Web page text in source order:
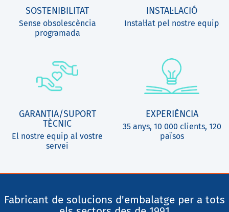
SOSTENIBILITAT
Sense obsolescència
programada
INSTAL·LACIÓ
Instal·lat pel nostre equip
GARANTIA/SUPORT
TÈCNIC
El nostre equip al vostre
servei
EXPERIÈNCIA
35 anys, 10 000 clients, 120
països
Fabricant de solucions d'embalatge per a tots